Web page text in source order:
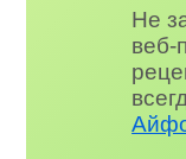
Не
веб-